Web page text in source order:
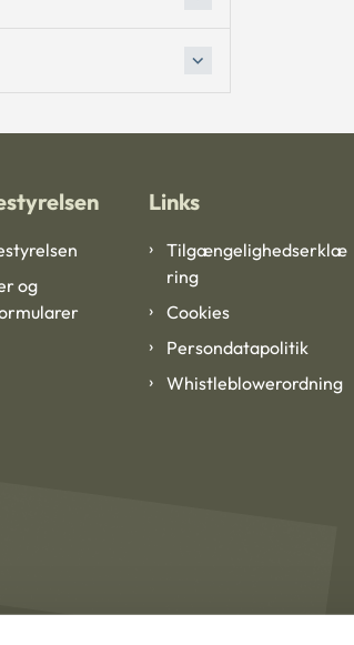
og
Links
Tilgængelighedserklæ
ring
Cookies
Persondatapolitik
Whistleblowerordning